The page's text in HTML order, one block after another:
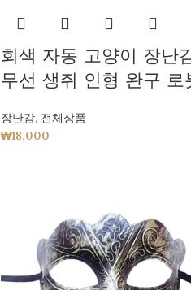
회색 자동 고양이 장난
무선 생쥐 인형 완구 로
장난감, 전체상품
₩18,000